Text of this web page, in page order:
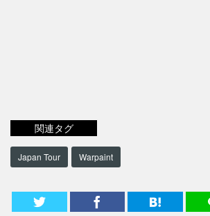
関連タグ
Japan Tour Warpaint